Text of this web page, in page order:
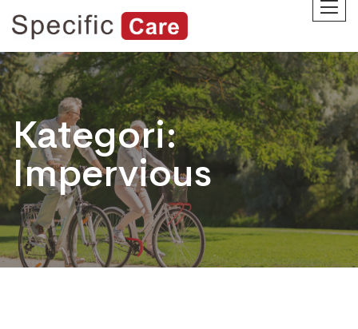
Kategori:
Impervious